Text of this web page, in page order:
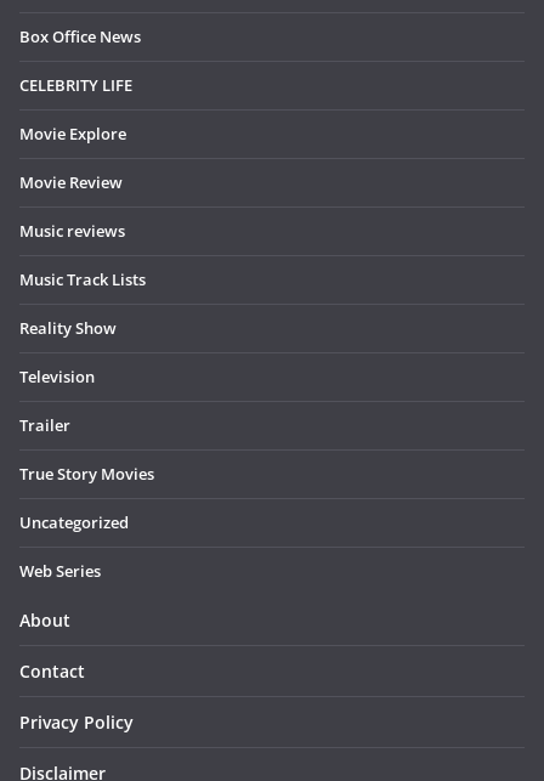
Box Office News
CELEBRITY LIFE
Movie Explore
Movie Review
Music reviews
Music Track Lists
Reality Show
Television
Trailer
True Story Movies
Uncategorized
Web Series
About
Contact
Privacy Policy
Disclaimer